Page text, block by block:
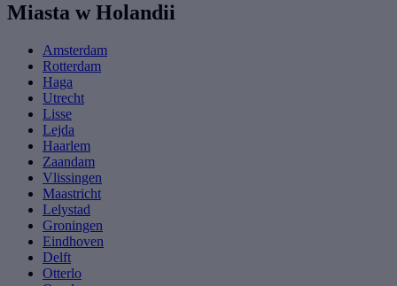
Miasta w Holandii
Amsterdam
Rotterdam
Haga
Utrecht
Lisse
Lejda
Haarlem
Zaandam
Vlissingen
Maastricht
Lelystad
Groningen
Eindhoven
Delft
Otterlo